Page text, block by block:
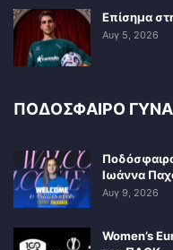
Επίσημα
Αυγ 5, 2026
ΠΟΔΟΣΦΑΙΡΟ
Ιωάννα
Αυγ 9, 2026
Women’s